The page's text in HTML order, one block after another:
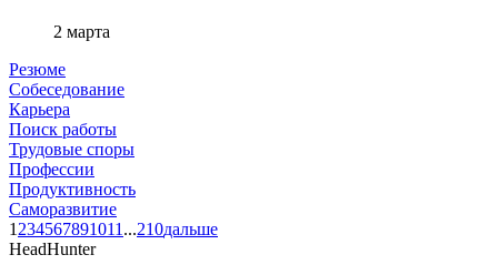
2 марта
Резюме
Собеседование
Карьера
Поиск работы
Трудовые споры
Профессии
Продуктивность
Саморазвитие
1 234567891011 ...210дальше
HeadHunter